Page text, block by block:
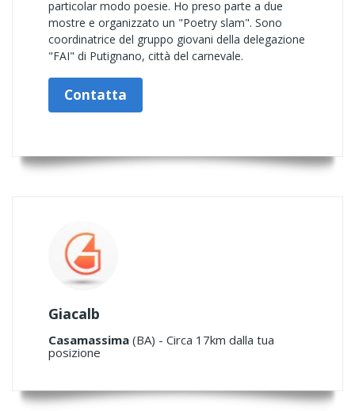
particolar modo poesie. Ho preso parte a due
mostre e organizzato un "Poetry slam". Sono
coordinatrice del gruppo giovani della delegazione
"FAI" di Putignano, città del carnevale.
Contatta
Giacalb
Casamassima (BA) - Circa 17km dalla tua
posizione